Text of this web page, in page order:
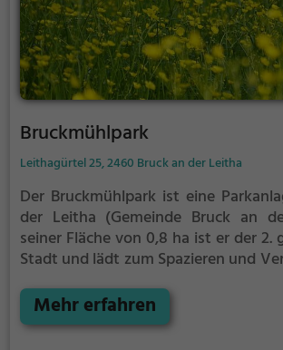
Bruckmühlpark
Leithagürtel 25, 2460 Bruck an der Leitha
Der Bruckmühlpark ist eine
der Leitha (Gemeinde Bruck an
seiner Fläche von 0,8 ha ist er der 2.
Stadt und lädt zum Spazieren und
bietet der Bruckmühlpark zahlreiche
zur Entspannung.
Mehr erfahren